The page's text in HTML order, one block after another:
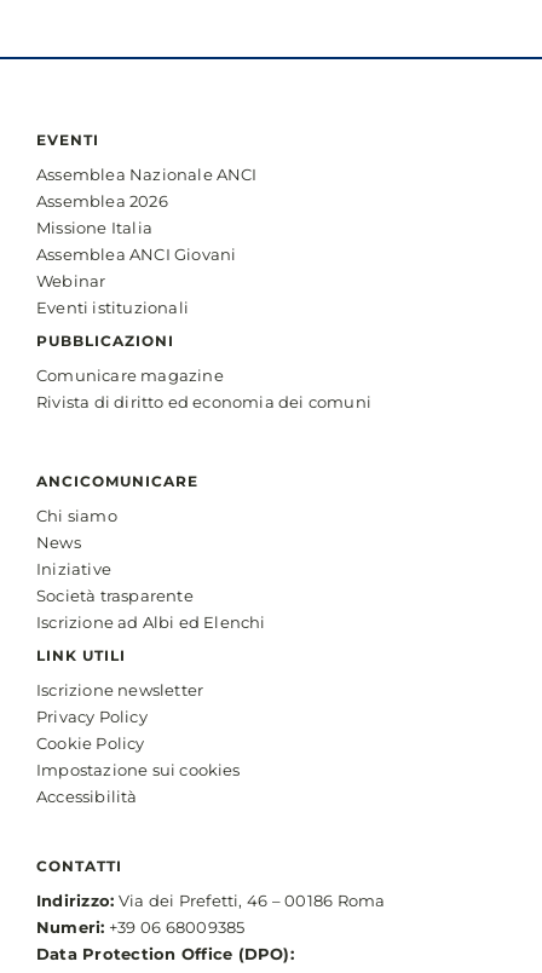
EVENTI
Assemblea Nazionale ANCI
Assemblea 2026
Missione Italia
Assemblea ANCI Giovani
Webinar
Eventi istituzionali
PUBBLICAZIONI
Comunicare magazine
Rivista di diritto ed economia dei comuni
ANCICOMUNICARE
Chi siamo
News
Iniziative
Società trasparente
Iscrizione ad Albi ed Elenchi
LINK UTILI
Iscrizione newsletter
Privacy Policy
Cookie Policy
Impostazione sui cookies
Accessibilità
CONTATTI
Indirizzo: Via dei Prefetti, 46 – 00186 Roma
Numeri: +39 06 68009385
Data Protection Office (DPO):